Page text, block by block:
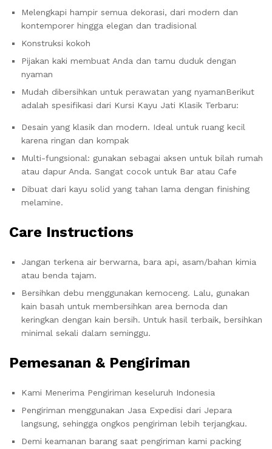
Melengkapi hampir semua dekorasi, dari modern dan
kontemporer hingga elegan dan tradisional
Konstruksi kokoh
Pijakan kaki membuat Anda dan tamu duduk dengan
nyaman
Mudah dibersihkan untuk perawatan yang nyamanBerikut
adalah spesifikasi dari Kursi Kayu Jati Klasik Terbaru:
Desain yang klasik dan modern. Ideal untuk ruang kecil
karena ringan dan kompak
Multi-fungsional: gunakan sebagai aksen untuk bilah rumah
atau dapur Anda. Sangat cocok untuk Bar atau Cafe
Dibuat dari kayu solid yang tahan lama dengan finishing
melamine.
Care Instructions
Jangan terkena air berwarna, bara api, asam/bahan kimia
atau benda tajam.
Bersihkan debu menggunakan kemoceng. Lalu, gunakan
kain basah untuk membersihkan area bernoda dan
keringkan dengan kain bersih. Untuk hasil terbaik, bersihkan
minimal sekali dalam seminggu.
Pemesanan & Pengiriman
Kami Menerima Pengiriman keseluruh Indonesia
Pengiriman menggunakan Jasa Expedisi dari Jepara
langsung, sehingga ongkos pengiriman lebih terjangkau.
Demi keamanan barang saat pengiriman kami packing